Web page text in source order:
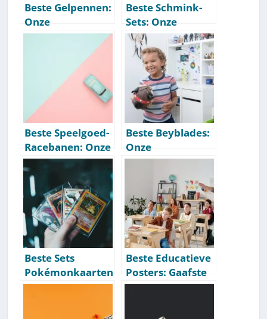
Beste Gelpennen:
Onze
Aanbevelingen
[Getest] [2026]
Beste Schmink-
Sets: Onze
Aanbevelingen
[Getest] [2026]
Beste Speelgoed-
Racebanen: Onze
Aanbevelingen
[Getest] [2026]
Beste Beyblades:
Onze
Aanbevelingen
[Getest] [2026]
Beste Sets
Pokémonkaarten
Om Te Kopen:
Aanbevelingen
Beste Educatieve
Posters: Gaafste
Aanraders [Top